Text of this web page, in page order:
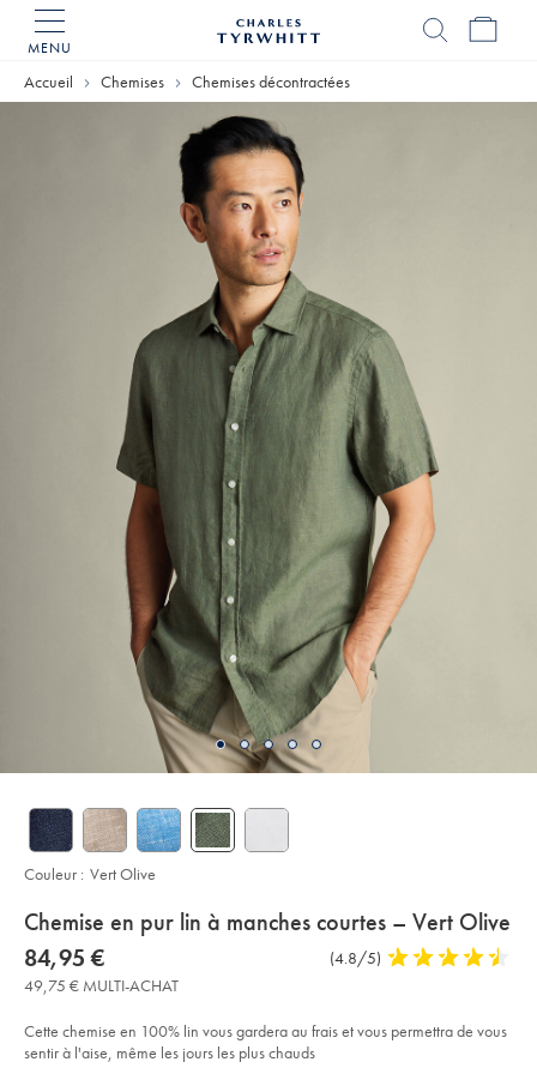
MENU
Tyrwhitt
Accueil Chemises Chemises décontractées
details
about
product:
Chemise en pur lin à manches courtes – Vert Olive
Details
https://www.charlestyrwhitt.com/fr/chemise-
en-
pur-
lin-
manches-
courtes-
%E2%80%93-
now
84,95
€
84,95 €
Commentaires
(4.8/5) 4,8
5
49,75 € MULTI-ACHAT
Cette chemise en 100% lin vous gardera au frais et vous permettra de vous
sentir à l'aise, même les jours les plus chauds
Couleur : Vert Olive